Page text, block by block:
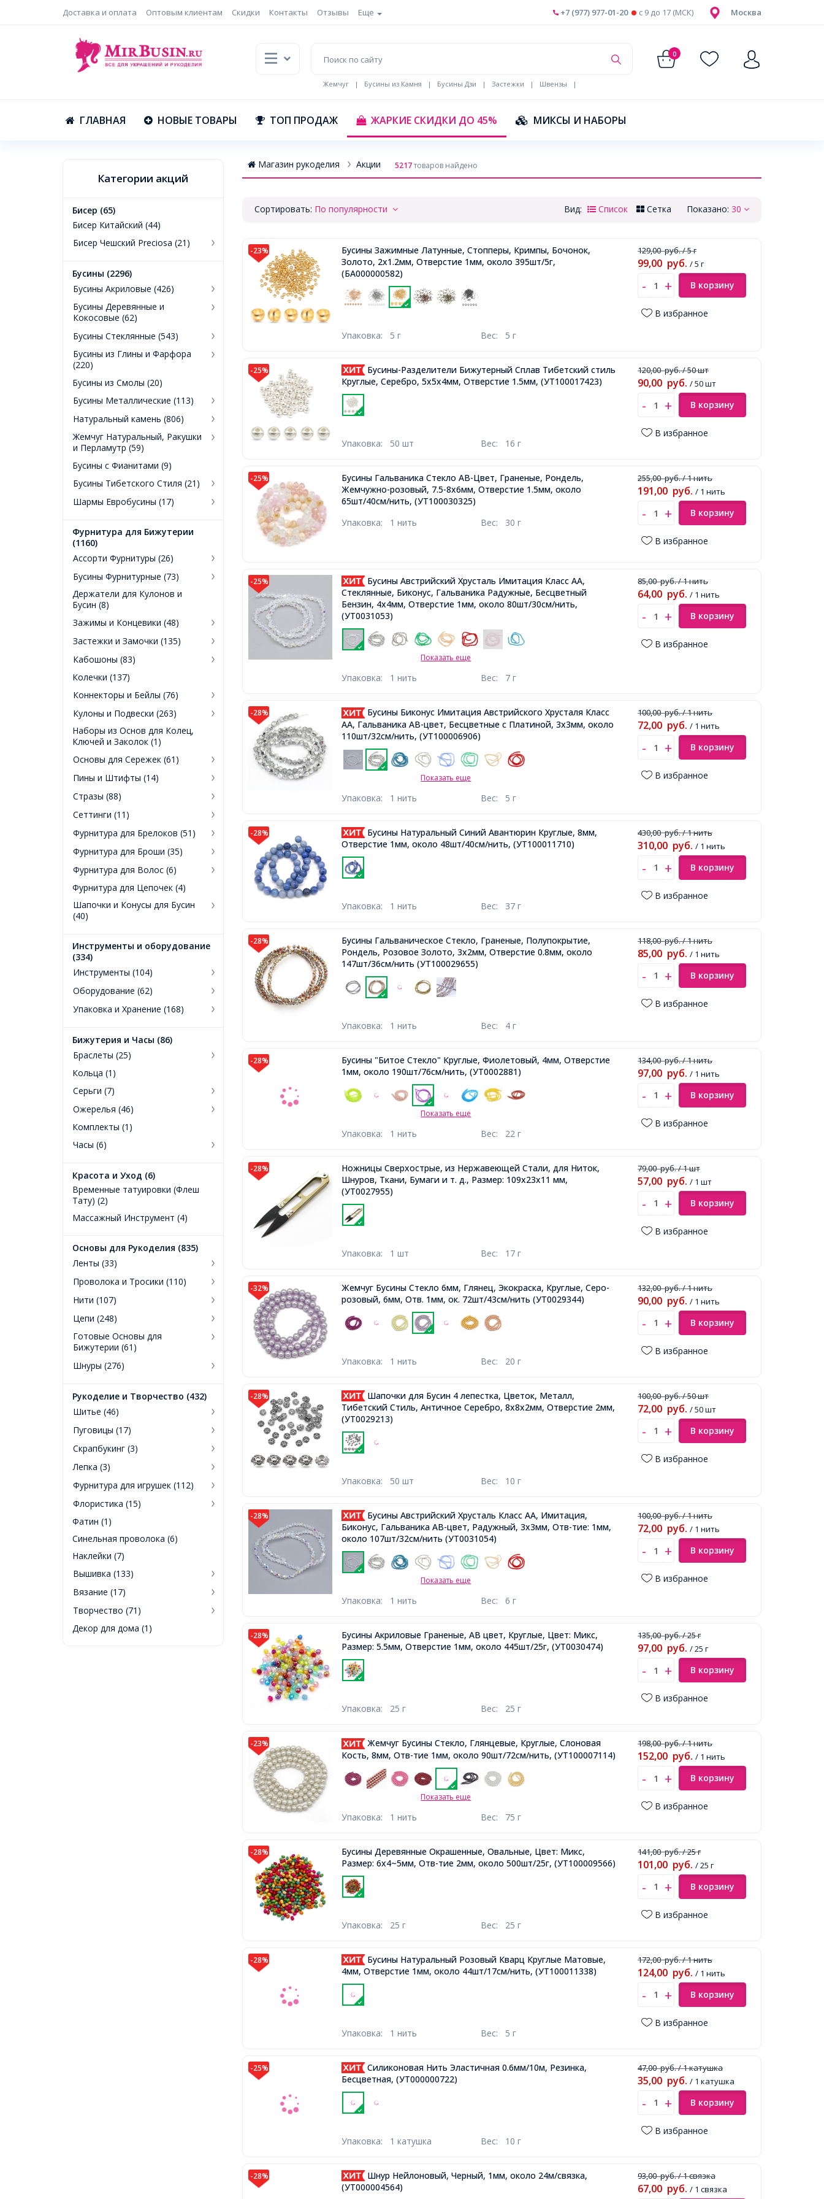
Доставка и оплата Оптовым клиентам Скидки Контакты Отзывы Еще Москва
+7 (977) 977-01-20 c 9 до 17 (МСК)
0
Жемчуг | Бусины из Камня | Бусины Дзи | Застежки | Швензы
|
ГЛАВНАЯ НОВЫЕ ТОВАРЫ ТОП ПРОДАЖ ЖАРКИЕ СКИДКИ ДО 45% МИКСЫ И НАБОРЫ
Категории акций
Бисер (65)
Бисер Китайский (44)
Бисер Чешский Preciosa (21)
Бусины (2296)
Бусины Акриловые (426)
Бусины Деревянные и
Кокосовые (62)
Бусины Стеклянные (543)
Бусины из Глины и Фарфора
(220)
Бусины из Смолы (20)
Бусины Металлические (113)
Натуральный камень (806)
Жемчуг Натуральный, Ракушки
и Перламутр (59)
Бусины с Фианитами (9)
Бусины Тибетского Стиля (21)
Шармы Евробусины (17)
Фурнитура для Бижутерии
(1160)
Ассорти Фурнитуры (26)
Бусины Фурнитурные (73)
Держатели для Кулонов и
Бусин (8)
Зажимы и Концевики (48)
Застежки и Замочки (135)
Кабошоны (83)
Колечки (137)
Коннекторы и Бейлы (76)
Кулоны и Подвески (263)
Наборы из Основ для Колец,
Ключей и Заколок (1)
Основы для Сережек (61)
Пины и Штифты (14)
Стразы (88)
Сеттинги (11)
Фурнитура для Брелоков (51)
Фурнитура для Броши (35)
Фурнитура для Волос (6)
Фурнитура для Цепочек (4)
Шапочки и Конусы для Бусин
(40)
Инструменты и оборудование
(334)
Инструменты (104)
Оборудование (62)
Упаковка и Хранение (168)
Бижутерия и Часы (86)
Браслеты (25)
Кольца (1)
Серьги (7)
Ожерелья (46)
Комплекты (1)
Часы (6)
Красота и Уход (6)
Временные татуировки (Флеш
Тату) (2)
Массажный Инструмент (4)
Основы для Рукоделия (835)
Ленты (33)
Проволока и Тросики (110)
Нити (107)
Цепи (248)
Готовые Основы для
Бижутерии (61)
Шнуры (276)
Рукоделие и Творчество (432)
Шитье (46)
Пуговицы (17)
Скрапбукинг (3)
Лепка (3)
Фурнитура для игрушек (112)
Флористика (15)
Фатин (1)
Синельная проволока (6)
Наклейки (7)
Вышивка (133)
Вязание (17)
Творчество (71)
Декор для дома (1)
Магазин рукоделия Акции 5217товаров найдено
Сортировать: По популярности Показано: 30
Вид: Список Сетка
-23%
Бусины Зажимные Латунные, Стопперы, Кримпы, Бочонок,
Золото, 2х1.2мм, Отверстие 1мм, около 395шт/5г,
(БА000000582)
Упаковка: 5 г Вес: 5 г
129,00руб./ 5 г
99,00 руб. / 5 г
В корзину
В избранное
-25%
Бусины-Разделители Бижутерный Сплав Тибетский стиль
Круглые, Серебро, 5х5х4мм, Отверстие 1.5мм, (УТ100017423)
Упаковка: 50 шт Вес: 16 г
120,00руб./ 50 шт
90,00 руб. / 50 шт
В корзину
В избранное
-25%
Бусины Гальваника Стекло АВ-Цвет, Граненые, Рондель,
Жемчужно-розовый, 7.5-8х6мм, Отверстие 1.5мм, около
65шт/40см/нить, (УТ100030325)
Упаковка: 1 нить Вес: 30 г
255,00руб./ 1 нить
191,00 руб. / 1 нить
В корзину
В избранное
-25%
Бусины Австрийский Хрусталь Имитация Класс АА,
Стеклянные, Биконус, Гальваника Радужные, Бесцветный
Бензин, 4х4мм, Отверстие 1мм, около 80шт/30см/нить,
(УТ0031053)
Показать еще
Упаковка: 1 нить Вес: 7 г
85,00руб./ 1 нить
64,00 руб. / 1 нить
В корзину
В избранное
-28%
Бусины Биконус Имитация Австрийского Хрусталя Класс
АА, Гальваника АВ-цвет, Бесцветные с Платиной, 3х3мм, около
110шт/32см/нить, (УТ100006906)
Показать еще
Упаковка: 1 нить Вес: 5 г
100,00руб./ 1 нить
72,00 руб. / 1 нить
В корзину
В избранное
-28%
Бусины Натуральный Синий Авантюрин Круглые, 8мм,
Отверстие 1мм, около 48шт/40см/нить, (УТ100011710)
Упаковка: 1 нить Вес: 37 г
430,00руб./ 1 нить
310,00 руб. / 1 нить
В корзину
В избранное
-28%
Бусины Гальваническое Стекло, Граненые, Полупокрытие,
Рондель, Розовое Золото, 3х2мм, Отверстие 0.8мм, около
147шт/36см/нить (УТ100029655)
Упаковка: 1 нить Вес: 4 г
118,00руб./ 1 нить
85,00 руб. / 1 нить
В корзину
В избранное
-28%
Бусины "Битое Стекло" Круглые, Фиолетовый, 4мм, Отверстие
1мм, около 190шт/76см/нить, (УТ0002881)
Показать еще
Упаковка: 1 нить Вес: 22 г
134,00руб./ 1 нить
97,00 руб. / 1 нить
В корзину
В избранное
-28%
Ножницы Сверхострые, из Нержавеющей Стали, для Ниток,
Шнуров, Ткани, Бумаги и т. д., Размер: 109х23х11 мм,
(УТ0027955)
Упаковка: 1 шт Вес: 17 г
79,00руб./ 1 шт
57,00 руб. / 1 шт
В корзину
В избранное
-32%
Жемчуг Бусины Стекло 6мм, Глянец, Экокраска, Круглые, Серо-
розовый, 6мм, Отв. 1мм, ок. 72шт/43см/нить (УТ0029344)
Упаковка: 1 нить Вес: 20 г
132,00руб./ 1 нить
90,00 руб. / 1 нить
В корзину
В избранное
-28%
Шапочки для Бусин 4 лепестка, Цветок, Металл,
Тибетский Стиль, Античное Серебро, 8х8х2мм, Отверстие 2мм,
(УТ0029213)
Упаковка: 50 шт Вес: 10 г
100,00руб./ 50 шт
72,00 руб. / 50 шт
В корзину
В избранное
-28%
Бусины Австрийский Хрусталь Класс АА, Имитация,
Биконус, Гальваника АВ-цвет, Радужный, 3х3мм, Отв-тие: 1мм,
около 107шт/32см/нить (УТ0031054)
Показать еще
Упаковка: 1 нить Вес: 6 г
100,00руб./ 1 нить
72,00 руб. / 1 нить
В корзину
В избранное
-28%
Бусины Акриловые Граненые, АВ цвет, Круглые, Цвет: Микс,
Размер: 5.5мм, Отверстие 1мм, около 445шт/25г, (УТ0030474)
Упаковка: 25 г Вес: 25 г
135,00руб./ 25 г
97,00 руб. / 25 г
В корзину
В избранное
-23%
Жемчуг Бусины Стекло, Глянцевые, Круглые, Слоновая
Кость, 8мм, Отв-тие 1мм, около 90шт/72см/нить, (УТ100007114)
Показать еще
Упаковка: 1 нить Вес: 75 г
198,00руб./ 1 нить
152,00 руб. / 1 нить
В корзину
В избранное
-28%
Бусины Деревянные Окрашенные, Овальные, Цвет: Микс,
Размер: 6x4~5мм, Отв-тие 2мм, около 500шт/25г, (УТ100009566)
Упаковка: 25 г Вес: 25 г
141,00руб./ 25 г
101,00 руб. / 25 г
В корзину
В избранное
-28%
Бусины Натуральный Розовый Кварц Круглые Матовые,
4мм, Отверстие 1мм, около 44шт/17см/нить, (УТ100011338)
Упаковка: 1 нить Вес: 5 г
172,00руб./ 1 нить
124,00 руб. / 1 нить
В корзину
В избранное
-25%
Силиконовая Нить Эластичная 0.6мм/10м, Резинка,
Бесцветная, (УТ000000722)
Упаковка: 1 катушка Вес: 10 г
47,00руб./ 1 катушка
35,00 руб. / 1 катушка
В корзину
В избранное
-28%
Шнур Нейлоновый, Черный, 1мм, около 24м/связка,
(УТ000004564)
93,00руб./ 1 связка
67,00 руб. / 1 связка